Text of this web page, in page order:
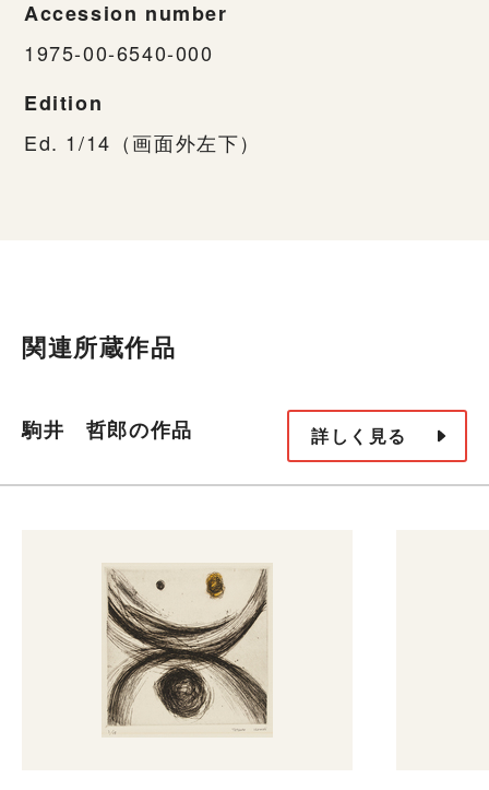
Accession number
1975-00-6540-000
Edition
Ed. 1/14（画面外左下）
関連所蔵作品
駒井 哲郎の作品 詳しく見る